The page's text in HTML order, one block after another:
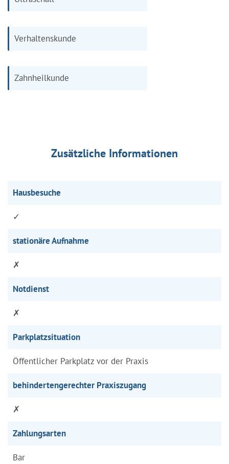
Verhaltenskunde
Zahnheilkunde
Zusätzliche Informationen
Hausbesuche
✓
stationäre Aufnahme
✗
Notdienst
✗
Parkplatzsituation
Öffentlicher Parkplatz vor der Praxis
behindertengerechter Praxiszugang
✗
Zahlungsarten
Bar